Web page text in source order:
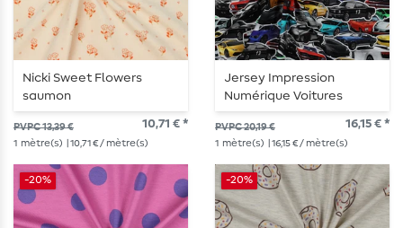
Nicki Sweet Flowers
saumon
PVPC 13,39 € 10,71 € *
1 mètre(s) | 10,71 € / mètre(s)
Jersey Impression
Numérique Voitures
Rapides Multicolore
PVPC 20,19 € 16,15 € *
1 mètre(s) | 16,15 € / mètre(s)
-20% -20%